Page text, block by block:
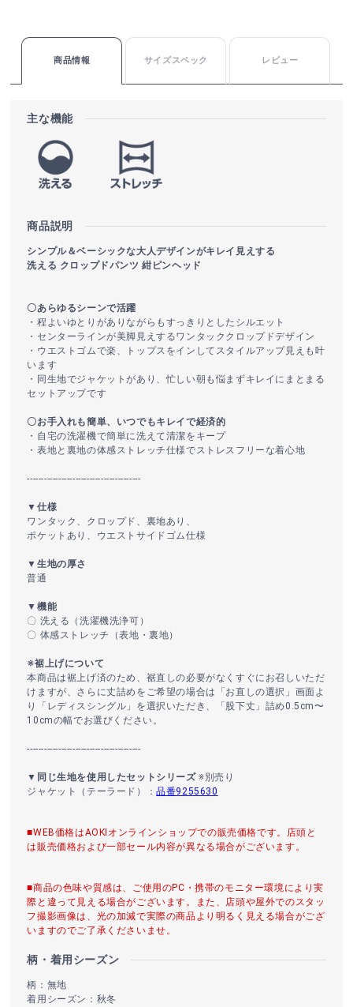
商品情報 サイズスペック レビュー
主な機能
商品説明
シンプル＆ベーシックな大人デザインがキレイ見えする
洗える クロップドパンツ 紺ピンヘッド
〇あらゆるシーンで活躍
・程よいゆとりがありながらもすっきりとしたシルエット
・センターラインが美脚見えするワンタッククロップドデザイン
・ウエストゴムで楽、トップスをインしてスタイルアップ見えも叶
います
・同生地でジャケットがあり、忙しい朝も悩まずキレイにまとまる
セットアップです
〇お手入れも簡単、いつでもキレイで経済的
・自宅の洗濯機で簡単に洗えて清潔をキープ
・表地と裏地の体感ストレッチ仕様でストレスフリーな着心地
----------------------------------------
▼仕様
ワンタック、クロップド、裏地あり、
ポケットあり、ウエストサイドゴム仕様
▼生地の厚さ
普通
▼機能
〇 洗える（洗濯機洗浄可）
〇 体感ストレッチ（表地・裏地）
※裾上げについて
本商品は裾上げ済のため、裾直しの必要がなくすぐにお召しいただ
けますが、さらに丈詰めをご希望の場合は「お直しの選択」画面よ
り「レディスシングル」を選択いただき、「股下丈」詰め0.5cm〜
10cmの幅でお選びください。
----------------------------------------
▼同じ生地を使用したセットシリーズ※別売り
ジャケット（テーラード）：品番9255630
■WEB価格はAOKIオンラインショップでの販売価格です。店頭と
は販売価格および一部セール内容が異なる場合がございます。
■商品の色味や質感は、ご使用のPC・携帯のモニター環境により実
際と違って見える場合がございます。また、店頭や屋外でのスタッ
フ撮影画像は、光の加減で実際の商品より明るく見える場合がござ
いますのでご了承くださいませ。
柄・着用シーズン
柄：無地
着用シーズン：秋冬